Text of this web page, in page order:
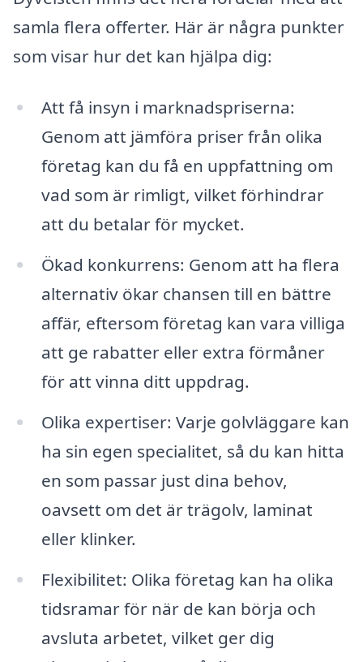
samla flera offerter. Här är några punkter
som visar hur det kan hjälpa dig:
Att få insyn i marknadspriserna:
Genom att jämföra priser från olika
företag kan du få en uppfattning om
vad som är rimligt, vilket förhindrar
att du betalar för mycket.
Ökad konkurrens: Genom att ha flera
alternativ ökar chansen till en bättre
affär, eftersom företag kan vara villiga
att ge rabatter eller extra förmåner
för att vinna ditt uppdrag.
Olika expertiser: Varje golvläggare kan
ha sin egen specialitet, så du kan hitta
en som passar just dina behov,
oavsett om det är trägolv, laminat
eller klinker.
Flexibilitet: Olika företag kan ha olika
tidsramar för när de kan börja och
avsluta arbetet, vilket ger dig